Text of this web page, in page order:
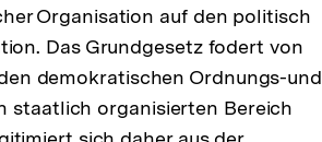
Organisation auf den politisch
Das Grundgesetz fodert von
demokratischen Ordnungs-und
staatlich organisierten Bereich